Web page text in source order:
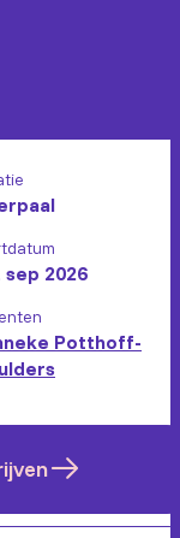
sep 2026
Potthoff-